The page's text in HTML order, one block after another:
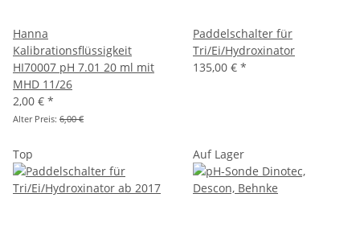
Hanna
Kalibrationsflüssigkeit
HI70007 pH 7.01 20 ml mit
MHD 11/26
2,00 € *
Alter Preis: 6,00 €
Paddelschalter für
Tri/Ei/Hydroxinator
135,00 € *
Top Auf Lager